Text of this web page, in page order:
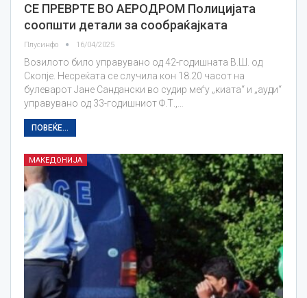
СЕ ПРЕВРТЕ ВО АЕРОДРОМ Полицијата
соопшти детали за сообраќајката
Плусинфо 16/04/2025
Возилото било управувано од 42-годишната В.Ш. од
Скопје. Несреќата се случила кон 18.20 часот на
булеварот Јане Сандански во судир меѓу „киата“ и „ауди“
управувано од 33-годишниот Ф.Т.,…
ПОВЕЌЕ...
МАКЕДОНИЈА